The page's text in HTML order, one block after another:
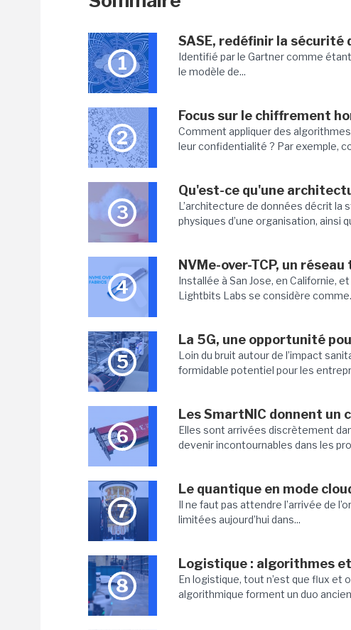
1
SASE, redéfinir la sécurité
Identifié par le Gartner comme
le modèle de...
2
Focus sur le chiffrement
Comment appliquer des
leur confidentialité ? Par exemple,
3
Qu'est-ce qu'une
L’architecture de données décrit
physiques d’une organisation, ainsi
4
NVMe-over-TCP, un
Installée à San Jose, en Californie,
Lightbits Labs se considère
5
La 5G, une opportunité
Loin du bruit autour de l’impact
formidable potentiel pour les
6
Les SmartNIC donnent un
Elles sont arrivées discrètement
devenir incontournables dans les
7
Le quantique en mode
Il ne faut pas attendre l’arrivée de
limitées aujourd’hui dans...
8
Logistique : algorithmes
En logistique, tout n’est que flux et
algorithmique forment un duo